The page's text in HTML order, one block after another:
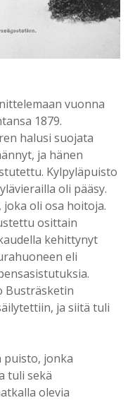
vuonna
1879.
halusi suojata
ja hänen
Kylpyläpuisto
oli pääsy.
joka oli osa hoitoja.
osittain
kehittynyt
eli
Busträsketin
ja siitä tuli
puisto, jonka
tuli sekä
olevia